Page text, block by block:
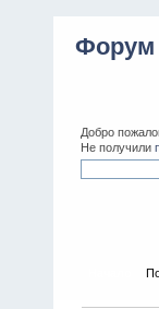
Форум
Добро
Не получили